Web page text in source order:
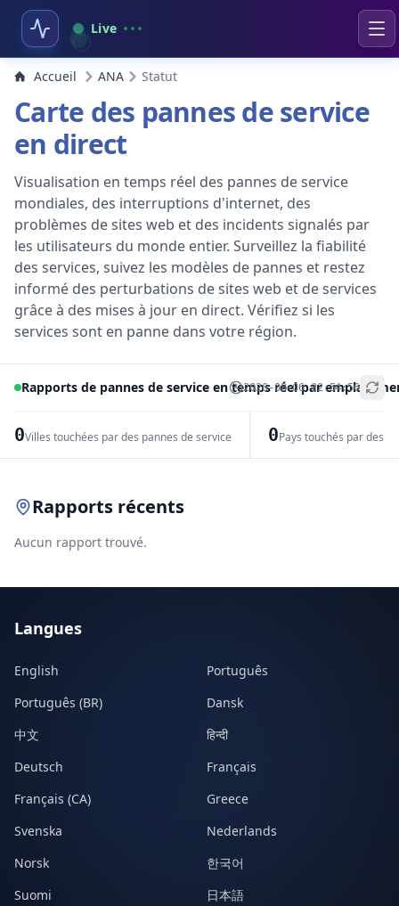
Live
Accueil ANA Statut
Carte des pannes de service
en direct
Visualisation en temps réel des pannes de service
mondiales, des interruptions d'internet, des
problèmes de sites web et des incidents signalés par
les utilisateurs du monde entier. Surveillez la fiabilité
des services, suivez les modèles de pannes et restez
informé des perturbations de sites web et de services
grâce à des mises à jour en direct. Vérifiez si les
services sont en panne dans votre région.
Rapports de pannes de service en temps réel par
2026-08-06 22:54:56
0Villes touchées par des pannes de service 0Pays touchés par des
+
Rapports récents
Aucun rapport trouvé.
Langues
English
Português
Português (BR)
Dansk
中文
हिन्दी
Deutsch
Français
Français (CA)
Greece
Svenska
Nederlands
Norsk
한국어
Suomi
日本語